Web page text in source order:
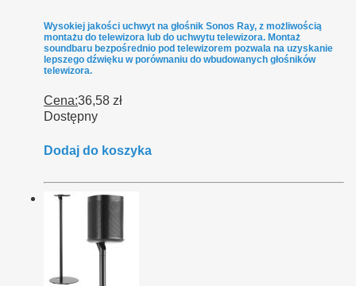
Wysokiej jakości uchwyt na głośnik Sonos Ray, z możliwością
montażu do telewizora lub do uchwytu telewizora. Montaż
soundbaru bezpośrednio pod telewizorem pozwala na uzyskanie
lepszego dźwięku w porównaniu do wbudowanych głośników
telewizora.
Cena:36,58 zł
Dostępny
Dodaj do koszyka